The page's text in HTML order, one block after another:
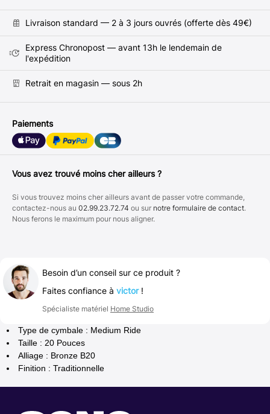
Livraison standard — 2 à 3 jours ouvrés (offerte dès 49€)
Express Chronopost — avant 13h le lendemain de
l'expédition
Retrait en magasin — sous 2h
Paiements
Vous avez trouvé moins cher ailleurs ?
Si vous trouvez moins cher ailleurs avant de passer votre commande,
contactez-nous au 02.99.23.72.74 ou sur notre formulaire de contact.
Nous ferons le maximum pour nous aligner.
Besoin d’un conseil sur ce produit ?
Faites confiance à victor!
Spécialiste matériel Home Studio
Type de cymbale : Medium Ride
Taille : 20 Pouces
Alliage : Bronze B20
Finition : Traditionnelle